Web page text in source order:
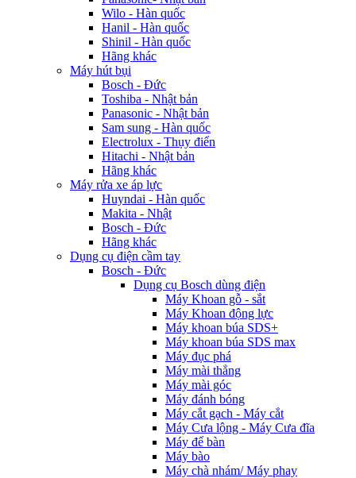
Wilo - Hàn quốc
Hanil - Hàn quốc
Shinil - Hàn quốc
Hãng khác
Máy hút bụi
Bosch - Đức
Toshiba - Nhật bản
Panasonic - Nhật bản
Sam sung - Hàn quốc
Electrolux - Thụy điển
Hitachi - Nhật bản
Hãng khác
Máy rửa xe áp lực
Huyndai - Hàn quốc
Makita - Nhật
Bosch - Đức
Hãng khác
Dụng cụ điện cầm tay
Bosch - Đức
Dụng cụ Bosch dùng điện
Máy Khoan gỗ - sắt
Máy Khoan động lực
Máy khoan búa SDS+
Máy khoan búa SDS max
Máy đục phá
Máy mài thẳng
Máy mài góc
Máy đánh bóng
Máy cắt gạch - Máy cắt
Máy Cưa lộng - Máy Cưa đĩa
Máy để bàn
Máy bào
Máy chà nhám/ Máy phay